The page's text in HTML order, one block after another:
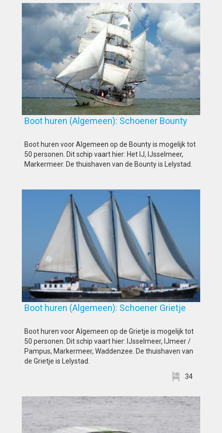
Boot huren (Algemeen): Schoener Bounty
Boot huren voor Algemeen op de Bounty is mogelijk tot
50 personen. Dit schip vaart hier: Het IJ, IJsselmeer,
Markermeer. De thuishaven van de Bounty is Lelystad.
Boot huren (Algemeen): Schoener Grietje
Boot huren voor Algemeen op de Grietje is mogelijk tot
50 personen. Dit schip vaart hier: IJsselmeer, IJmeer /
Pampus, Markermeer, Waddenzee. De thuishaven van
de Grietje is Lelystad.
34